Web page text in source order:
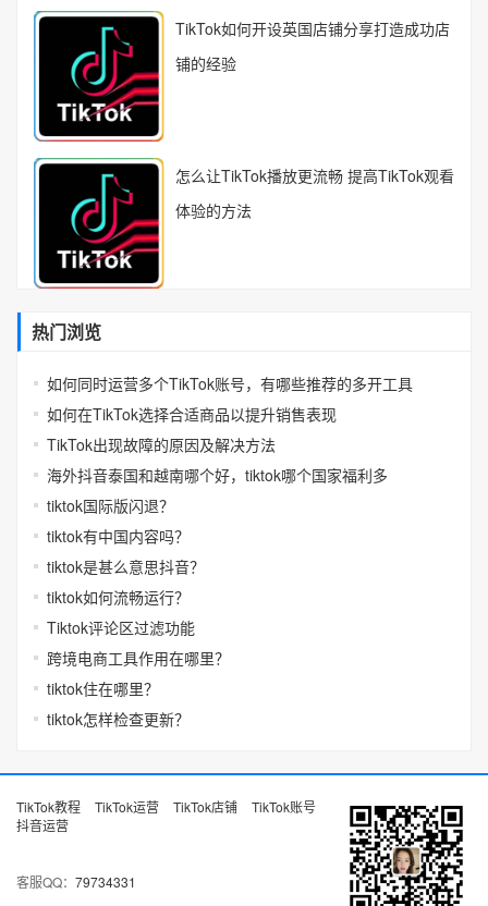
TikTok如何开设英国店铺分享打造成功店
铺的经验
怎么让TikTok播放更流畅 提高TikTok观看
体验的方法
热门浏览
如何同时运营多个TikTok账号，有哪些推荐的多开工具
如何在TikTok选择合适商品以提升销售表现
TikTok出现故障的原因及解决方法
海外抖音泰国和越南哪个好，tiktok哪个国家福利多
tiktok国际版闪退？
tiktok有中国内容吗？
tiktok是甚么意思抖音？
tiktok如何流畅运行？
Tiktok评论区过滤功能
跨境电商工具作用在哪里？
tiktok住在哪里？
tiktok怎样检查更新？
TikTok教程 TikTok运营 TikTok店铺
TikTok账号
抖音运营
客服QQ： 79734331